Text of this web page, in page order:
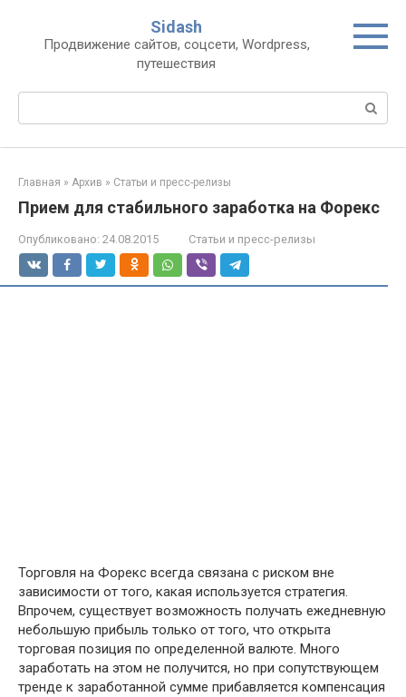
контенту
Sidash
Продвижение сайтов, соцсети, Wordpress,
путешествия
Главная » Архив » Статьи и пресс-релизы
Прием для стабильного заработка на Форекс
Опубликовано: 24.08.2015 Статьи и пресс-релизы
Торговля на Форекс всегда связана с риском вне
зависимости от того, какая используется стратегия.
Впрочем, существует возможность получать ежедневную
небольшую прибыль только от того, что открыта
торговая позиция по определенной валюте. Много
заработать на этом не получится, но при сопутствующем
тренде к заработанной сумме прибавляется компенсация